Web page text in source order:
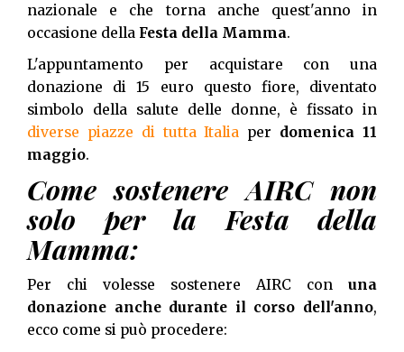
nazionale e che torna anche quest'anno in
occasione della Festa della Mamma.
L'appuntamento per acquistare con una
donazione di 15 euro questo fiore, diventato
simbolo della salute delle donne, è fissato in
diverse piazze di tutta Italia per domenica 11
maggio.
Come sostenere AIRC non
solo per la Festa della
Mamma:
Per chi volesse sostenere AIRC con una
donazione anche durante il corso dell'anno,
ecco come si può procedere: